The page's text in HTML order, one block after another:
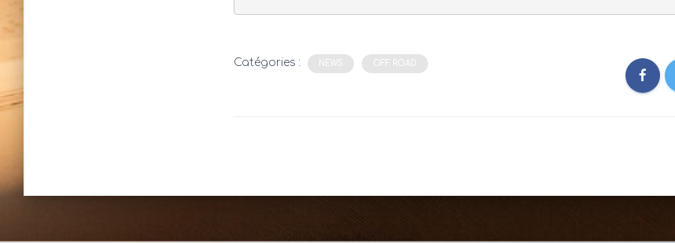
Catégories : NEWS OFF ROAD